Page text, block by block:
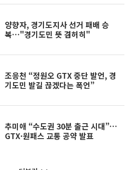
양향자, 경기도지사 선거 패배 승
복…"경기도민 뜻 겸허히"
조응천 “정원오 GTX 중단 발언, 경
기도민 발길 끊겠다는 폭언”
추미애 “수도권 30분 출근 시대”…
GTX·원패스 교통 공약 발표